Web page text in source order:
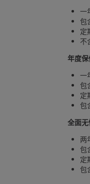
一
包
定
不
年度
一
包
定
包
全面
两
包
定
包